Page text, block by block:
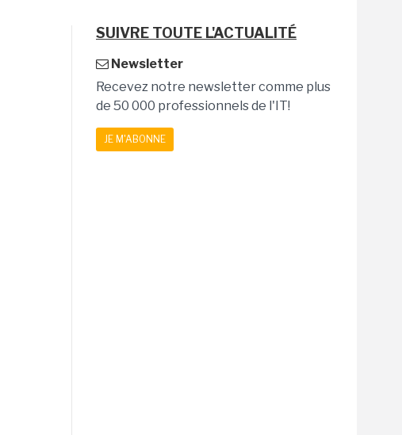
SUIVRE TOUTE L'ACTUALITÉ
Newsletter
Recevez notre newsletter comme plus
de 50 000 professionnels de l'IT!
JE M'ABONNE